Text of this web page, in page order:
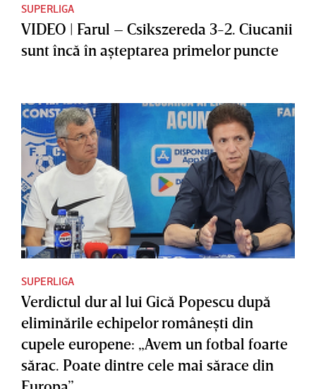
SUPERLIGA
VIDEO | Farul – Csikszereda 3-2. Ciucanii
sunt încă în aşteptarea primelor puncte
SUPERLIGA
Verdictul dur al lui Gică Popescu după
eliminările echipelor româneşti din
cupele europene: „Avem un fotbal foarte
sărac. Poate dintre cele mai sărace din